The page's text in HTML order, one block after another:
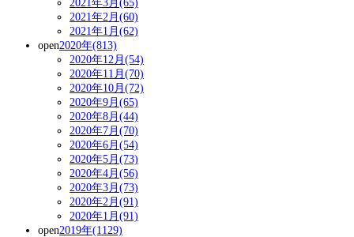
2021年3月(65)
2021年2月(60)
2021年1月(62)
open2020年(813)
2020年12月(54)
2020年11月(70)
2020年10月(72)
2020年9月(65)
2020年8月(44)
2020年7月(70)
2020年6月(54)
2020年5月(73)
2020年4月(56)
2020年3月(73)
2020年2月(91)
2020年1月(91)
open2019年(1129)